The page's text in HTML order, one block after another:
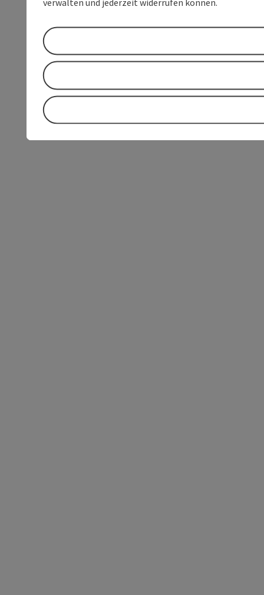
verwalten und jederzeit widerrufen können.